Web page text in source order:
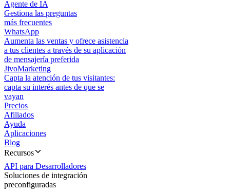
Agente de IA
Gestiona las preguntas
más frecuentes
WhatsApp
Aumenta las ventas y ofrece asistencia
a tus clientes a través de su aplicación
de mensajería preferida
JivoMarketing
Capta la atención de tus visitantes:
capta su interés antes de que se
vayan
Precios
Afiliados
Ayuda
Aplicaciones
Blog
Recursos
API para Desarrolladores
Soluciones de integración
preconfiguradas